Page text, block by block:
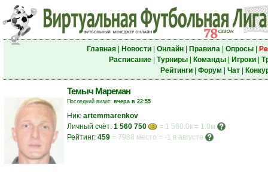
Главная| Новости| Онлайн| Правила| Опросы|
Расписание| Турниры| Команды| Игроки|
Рейтинги| Форум Чат|
Темыч Мареман
Последний визит: вчера в 22:55
Ник: artemmarenkov
Личный счёт: 1 560 750
= 1 560.0к = 1.0м
Рейтинг: 459 = 7988 место = -1 в августе